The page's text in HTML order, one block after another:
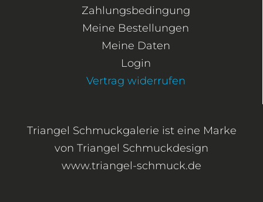
Zahlungsbedingung
Meine Bestellungen
Meine Daten
Login
Vertrag widerrufen
Triangel Schmuckgalerie ist eine Marke
von Triangel Schmuckdesign
www.triangel-schmuck.de